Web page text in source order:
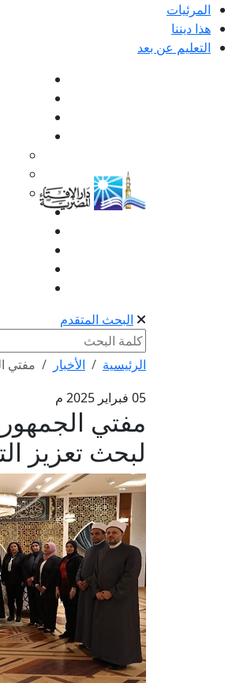
المرئيات
هذا ديننا
التعليم عن بعد
البحث المتقدم
الرئيسية الأخبار
مفتي
05 فبراير 2025 م
مفتي
لبحث تعزيز